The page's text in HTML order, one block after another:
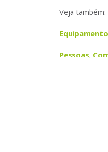
Veja também:
Pessoas,